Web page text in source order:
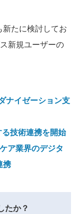
たに検討してお
新規ユーザーの
ナイゼーション支
技術連携を開始
ア業界のデジタ
携
たか？